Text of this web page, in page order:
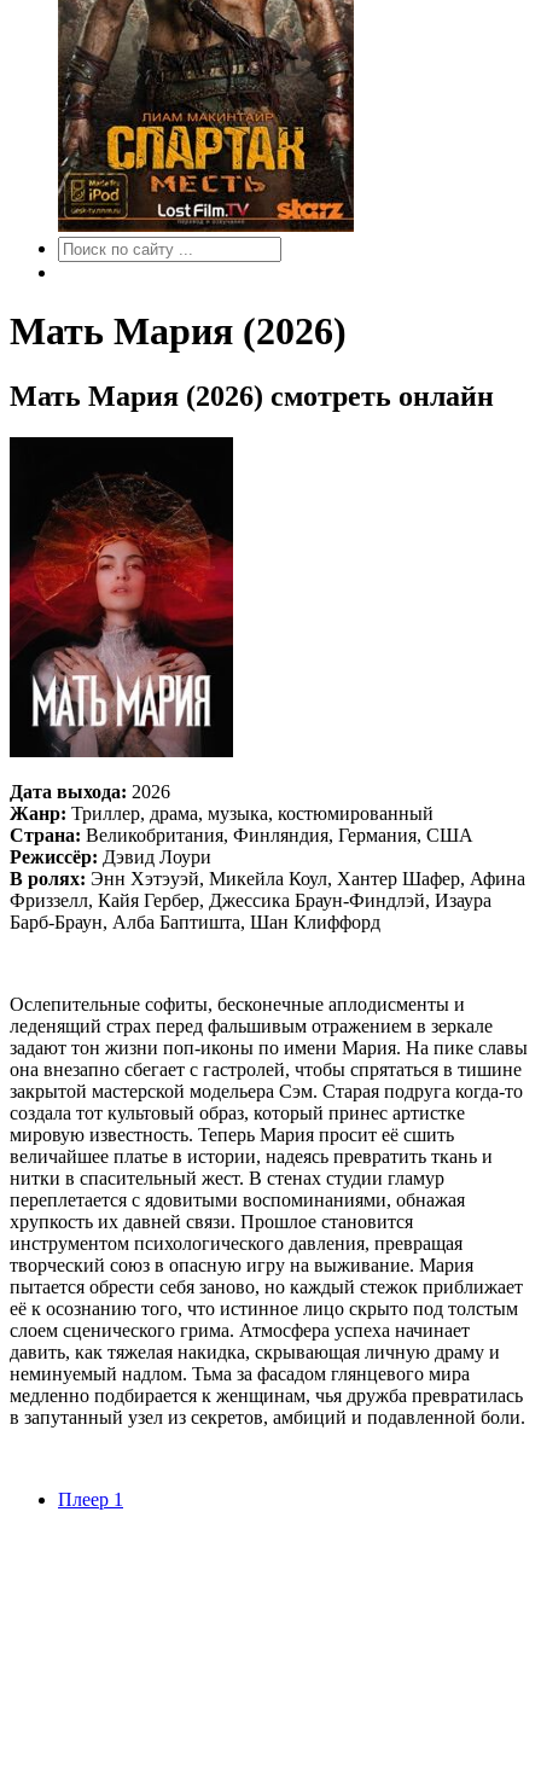
Мать Мария (2026)
Мать Мария (2026) смотреть онлайн
Дата выхода: 2026
Жанр: Триллер, драма, музыка, костюмированный
Страна: Великобритания, Финляндия, Германия, США
Режиссёр: Дэвид Лоури
В ролях: Энн Хэтэуэй, Микейла Коул, Хантер Шафер, Афина
Фриззелл, Кайя Гербер, Джессика Браун-Финдлэй, Изаура
Барб-Браун, Алба Баптишта, Шан Клиффорд
Ослепительные софиты, бесконечные аплодисменты и
леденящий страх перед фальшивым отражением в зеркале
задают тон жизни поп-иконы по имени Мария. На пике славы
она внезапно сбегает с гастролей, чтобы спрятаться в тишине
закрытой мастерской модельера Сэм. Старая подруга когда-то
создала тот культовый образ, который принес артистке
мировую известность. Теперь Мария просит её сшить
величайшее платье в истории, надеясь превратить ткань и
нитки в спасительный жест. В стенах студии гламур
переплетается с ядовитыми воспоминаниями, обнажая
хрупкость их давней связи. Прошлое становится
инструментом психологического давления, превращая
творческий союз в опасную игру на выживание. Мария
пытается обрести себя заново, но каждый стежок приближает
её к осознанию того, что истинное лицо скрыто под толстым
слоем сценического грима. Атмосфера успеха начинает
давить, как тяжелая накидка, скрывающая личную драму и
неминуемый надлом. Тьма за фасадом глянцевого мира
медленно подбирается к женщинам, чья дружба превратилась
в запутанный узел из секретов, амбиций и подавленной боли.
Плеер 1